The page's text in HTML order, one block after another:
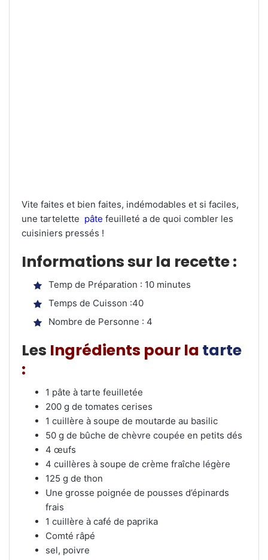
Vite faites et bien faites, indémodables et si faciles,
une tartelette pâte feuilleté a de quoi combler les
cuisiniers pressés !
Informations sur la recette :
Temp de Préparation : 10 minutes
Temps de Cuisson :40
Nombre de Personne : 4
Les Ingrédients pour la tarte
:
1 pâte à tarte feuilletée
200 g de tomates cerises
1 cuillère à soupe de moutarde au basilic
50 g de bûche de chèvre coupée en petits dés
4 œufs
4 cuillères à soupe de crème fraîche légère
125 g de thon
Une grosse poignée de pousses d’épinards
frais
1 cuillère à café de paprika
Comté râpé
sel, poivre